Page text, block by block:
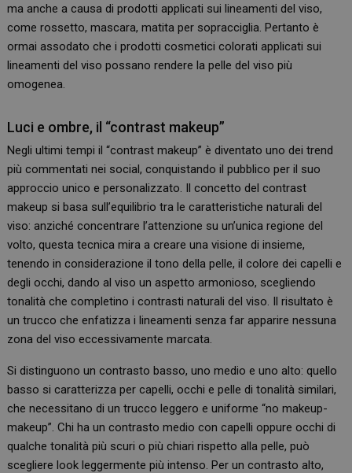
ma anche a causa di prodotti applicati sui lineamenti del viso,
come rossetto, mascara, matita per sopracciglia. Pertanto è
ormai assodato che i prodotti cosmetici colorati applicati sui
lineamenti del viso possano rendere la pelle del viso più
omogenea.
Luci e ombre, il “contrast makeup”
Negli ultimi tempi il “contrast makeup” è diventato uno dei trend
più commentati nei social, conquistando il pubblico per il suo
approccio unico e personalizzato. Il concetto del contrast
makeup si basa sull’equilibrio tra le caratteristiche naturali del
viso: anziché concentrare l’attenzione su un’unica regione del
volto, questa tecnica mira a creare una visione di insieme,
tenendo in considerazione il tono della pelle, il colore dei capelli e
degli occhi, dando al viso un aspetto armonioso, scegliendo
tonalità che completino i contrasti naturali del viso. Il risultato è
un trucco che enfatizza i lineamenti senza far apparire nessuna
zona del viso eccessivamente marcata.
Si distinguono un contrasto basso, uno medio e uno alto: quello
basso si caratterizza per capelli, occhi e pelle di tonalità similari,
che necessitano di un trucco leggero e uniforme “no makeup-
makeup”. Chi ha un contrasto medio con capelli oppure occhi di
qualche tonalità più scuri o più chiari rispetto alla pelle, può
scegliere look leggermente più intenso. Per un contrasto alto,